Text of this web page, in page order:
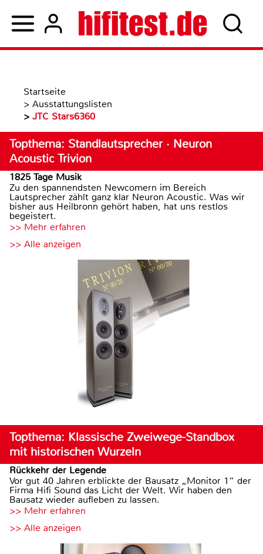
Startseite
> Ausstattungslisten
> JTC Stars6360
Topthema: Standlautsprecher · Neuron
Acoustic Trivion
1825 Tage Musik
Zu den spannendsten Newcomern im Bereich
Lautsprecher zählt ganz klar Neuron Acoustic. Was wir
bisher aus Heilbronn gehört haben, hat uns restlos
begeistert.
>> Mehr erfahren
>> Alle anzeigen
Topthema: Klassische Zweiwege-Standbox
mit historischen Wurzeln
Rückkehr der Legende
Vor gut 40 Jahren erblickte der Bausatz „Monitor 1“ der
Firma Hifi Sound das Licht der Welt. Wir haben den
Bausatz wieder aufleben zu lassen.
>> Mehr erfahren
>> Alle anzeigen